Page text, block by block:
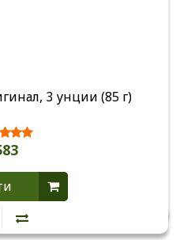
3 унции (85 г)